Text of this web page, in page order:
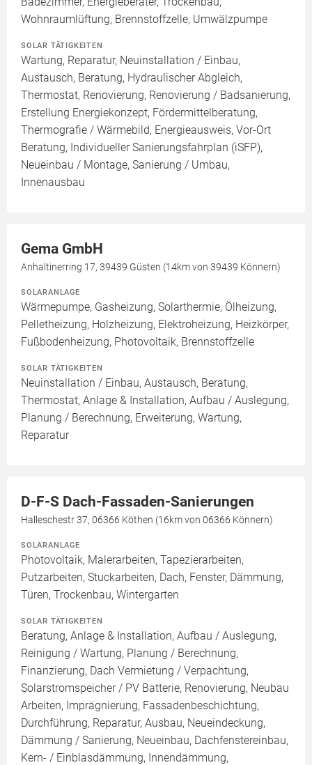
Wohnraumlüftung, Brennstoffzelle, Umwälzpumpe
SOLAR TÄTIGKEITEN
Wartung, Reparatur, Neuinstallation / Einbau,
Austausch, Beratung, Hydraulischer Abgleich,
Thermostat, Renovierung, Renovierung / Badsanierung,
Erstellung Energiekonzept, Fördermittelberatung,
Thermografie / Wärmebild, Energieausweis, Vor-Ort
Beratung, Individueller Sanierungsfahrplan (iSFP),
Neueinbau / Montage, Sanierung / Umbau,
Innenausbau
Gema GmbH
Anhaltinerring 17, 39439 Güsten (14km von 39439 Könnern)
SOLARANLAGE
Wärmepumpe, Gasheizung, Solarthermie, Ölheizung,
Pelletheizung, Holzheizung, Elektroheizung, Heizkörper,
Fußbodenheizung, Photovoltaik, Brennstoffzelle
SOLAR TÄTIGKEITEN
Neuinstallation / Einbau, Austausch, Beratung,
Thermostat, Anlage & Installation, Aufbau / Auslegung,
Planung / Berechnung, Erweiterung, Wartung,
Reparatur
D-F-S Dach-Fassaden-Sanierungen
Halleschestr 37, 06366 Köthen (16km von 06366 Könnern)
SOLARANLAGE
Photovoltaik, Malerarbeiten, Tapezierarbeiten,
Putzarbeiten, Stuckarbeiten, Dach, Fenster, Dämmung,
Türen, Trockenbau, Wintergarten
SOLAR TÄTIGKEITEN
Beratung, Anlage & Installation, Aufbau / Auslegung,
Reinigung / Wartung, Planung / Berechnung,
Finanzierung, Dach Vermietung / Verpachtung,
Solarstromspeicher / PV Batterie, Renovierung, Neubau
Arbeiten, Imprägnierung, Fassadenbeschichtung,
Durchführung, Reparatur, Ausbau, Neueindeckung,
Dämmung / Sanierung, Neueinbau, Dachfenstereinbau,
Kern- / Einblasdämmung, Innendämmung,